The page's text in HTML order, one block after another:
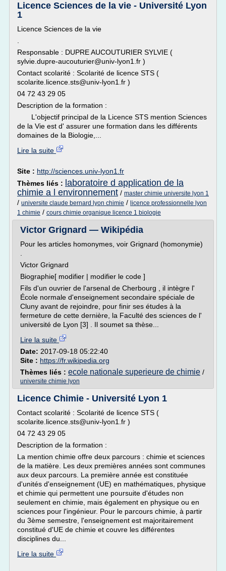
Licence Sciences de la vie - Université Lyon
1
Licence Sciences de la vie
Responsable : DUPRE AUCOUTURIER SYLVIE (
sylvie.dupre-aucouturier@univ-lyon1.fr )
Contact scolarité : Scolarité de licence STS (
scolarite.licence.sts@univ-lyon1.fr )
04 72 43 29 05
Description de la formation :
L'objectif principal de la Licence STS mention Sciences
de la Vie est d' assurer une formation dans les différents
domaines de la Biologie,...
Lire la suite
Site : http://sciences.univ-lyon1.fr
Thèmes liés : laboratoire d application de la
chimie a l environnement / master chimie universite lyon 1
/ universite claude bernard lyon chimie / licence professionnelle lyon
1 chimie / cours chimie organique licence 1 biologie
Victor Grignard — Wikipédia
Pour les articles homonymes, voir Grignard (homonymie)
Victor Grignard
Biographie[ modifier | modifier le code ]
Fils d'un ouvrier de l'arsenal de Cherbourg , il intègre l'
École normale d'enseignement secondaire spéciale de
Cluny avant de rejoindre, pour finir ses études à la
fermeture de cette dernière, la Faculté des sciences de l'
université de Lyon [3] . Il soumet sa thèse...
Lire la suite
Date: 2017-09-18 05:22:40
Site : https://fr.wikipedia.org
Thèmes liés : ecole nationale superieure de chimie /
universite chimie lyon
Licence Chimie - Université Lyon 1
Contact scolarité : Scolarité de licence STS (
scolarite.licence.sts@univ-lyon1.fr )
04 72 43 29 05
Description de la formation :
La mention chimie offre deux parcours : chimie et sciences
de la matière. Les deux premières années sont communes
aux deux parcours. La première année est constituée
d'unités d'enseignement (UE) en mathématiques, physique
et chimie qui permettent une poursuite d'études non
seulement en chimie, mais également en physique ou en
sciences pour l'ingénieur. Pour le parcours chimie, à partir
du 3ème semestre, l'enseignement est majoritairement
constitué d'UE de chimie et couvre les différentes
disciplines du...
Lire la suite